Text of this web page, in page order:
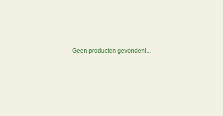
Geen producten gevonden!...